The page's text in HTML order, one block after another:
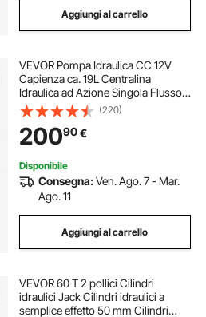
Aggiungi al carrello
VEVOR Pompa Idraulica CC 12V
Capienza ca. 19L Centralina
Idraulica ad Azione Singola Flusso
d'Olio ca. 3,44 L/min Pressione
Massima di 22 MPa, Pompa per
Montacarichi Auto Camion
Rimorchio da Garage
(220)
20090€
Disponibile
Consegna:Ven. Ago. 7 - Mar.
Ago. 11
Aggiungi al carrello
VEVOR 60 T 2 pollici Cilindri
idraulici Jack Cilindri idraulici a
semplice effetto 50 mm Cilindri